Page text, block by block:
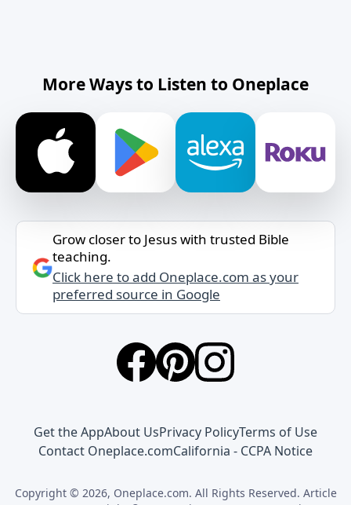
More Ways to Listen to Oneplace
Grow closer to Jesus with trusted Bible
teaching.
Click here to add Oneplace.com as your
preferred source in Google
Get the AppAbout UsPrivacy PolicyTerms of Use
Contact Oneplace.comCalifornia - CCPA Notice
Copyright © 2026, Oneplace.com. All Rights Reserved. Article